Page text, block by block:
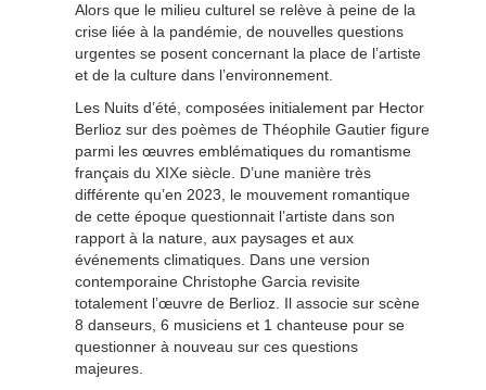
Alors que le milieu culturel se relève à peine de la
crise liée à la pandémie, de nouvelles questions
urgentes se posent concernant la place de l’artiste
et de la culture dans l’environnement.
Les Nuits d’été, composées initialement par Hector
Berlioz sur des poèmes de Théophile Gautier figure
parmi les œuvres emblématiques du romantisme
français du XIXe siècle. D’une manière très
différente qu’en 2023, le mouvement romantique
de cette époque questionnait l’artiste dans son
rapport à la nature, aux paysages et aux
événements climatiques. Dans une version
contemporaine Christophe Garcia revisite
totalement l’œuvre de Berlioz. Il associe sur scène
8 danseurs, 6 musiciens et 1 chanteuse pour se
questionner à nouveau sur ces questions
majeures.